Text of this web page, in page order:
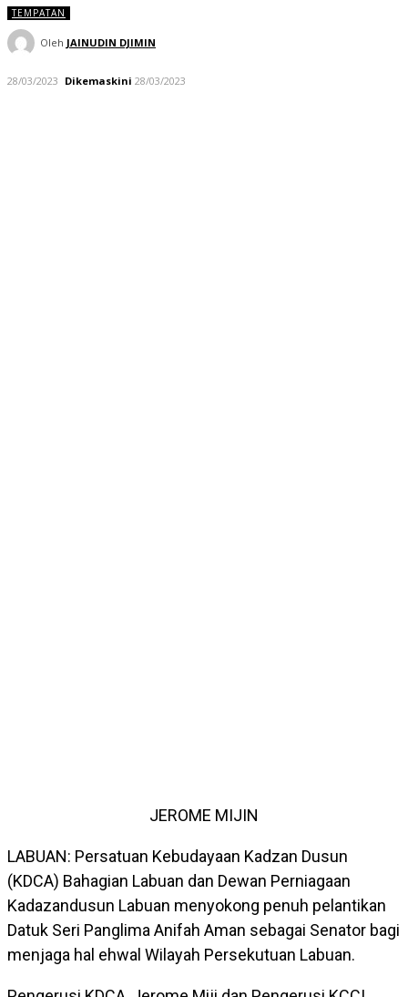
TEMPATAN
Oleh JAINUDIN DJIMIN
28/03/2023 Dikemaskini 28/03/2023
JEROME MIJIN
LABUAN: Persatuan Kebudayaan Kadzan Dusun
(KDCA) Bahagian Labuan dan Dewan Perniagaan
Kadazandusun Labuan menyokong penuh pelantikan
Datuk Seri Panglima Anifah Aman sebagai Senator bagi
menjaga hal ehwal Wilayah Persekutuan Labuan.